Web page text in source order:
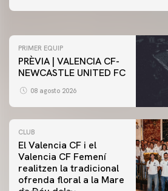
PRIMER EQUIP
PRÈVIA | VALENCIA CF-
NEWCASTLE UNITED FC
08 agosto 2026
CLUB
El Valencia CF i el
Valencia CF Femení
realitzen la tradicional
ofrenda floral a la Mare